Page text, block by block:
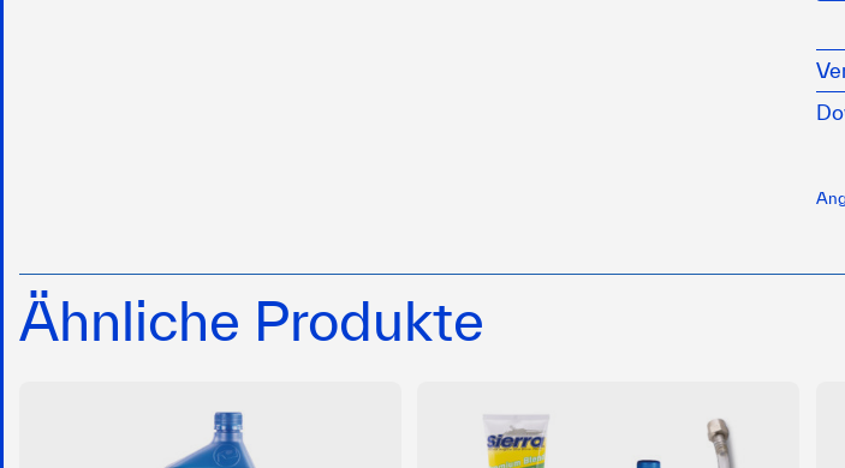
Ähnliche Produkte